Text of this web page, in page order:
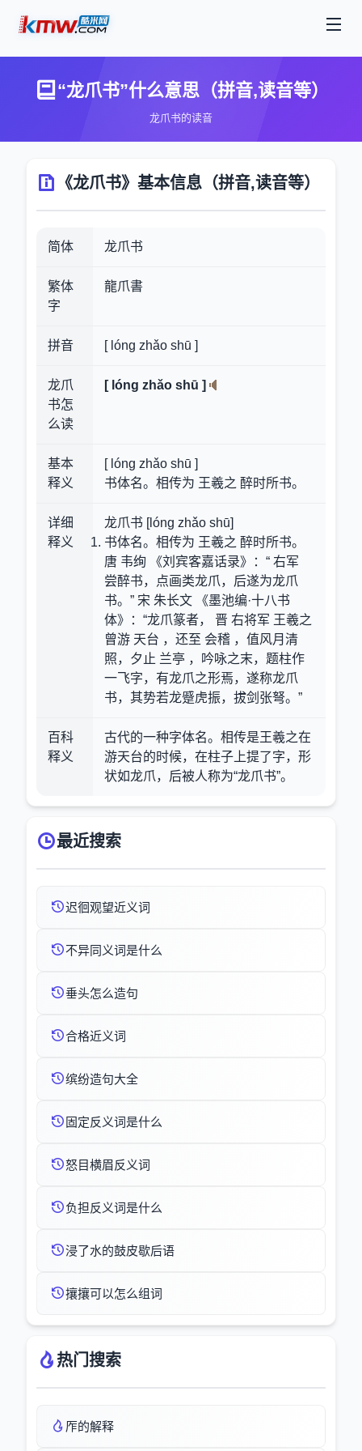
“龙爪书”什么意思（拼音,读音等）
龙爪书的读音
《龙爪书》基本信息（拼音,读音等）
简体 龙爪书
繁体
字
龍爪書
拼音 [ lóng zhǎo shū ]
龙爪
书怎
么读
[ lóng zhǎo shū ]
基本
释义
[ lóng zhǎo shū ]
书体名。相传为 王羲之 醉时所书。
详细
释义
龙爪书 [lóng zhǎo shū]
书体名。相传为 王羲之 醉时所书。
唐 韦绚 《刘宾客嘉话录》：“ 右军
尝醉书，点画类龙爪，后遂为龙爪
书。” 宋 朱长文 《墨池编·十八书
体》：“龙爪篆者， 晋 右将军 王羲之
曾游 天台 ，还至 会稽 ，值风月清
照，夕止 兰亭 ，吟咏之末，题柱作
一飞字，有龙爪之形焉，遂称龙爪
书，其势若龙蹙虎振，拔剑张弩。”
百科
释义
古代的一种字体名。相传是王羲之在
游天台的时候，在柱子上提了字，形
状如龙爪，后被人称为“龙爪书”。
最近搜索
迟徊观望近义词
不异同义词是什么
垂头怎么造句
合格近义词
缤纷造句大全
固定反义词是什么
怒目横眉反义词
负担反义词是什么
浸了水的鼓皮歇后语
攘攘可以怎么组词
热门搜索
厏的解释